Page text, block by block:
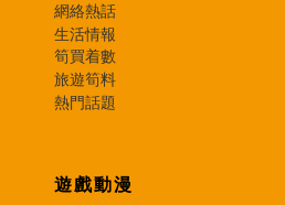
網絡熱話
生活情報
筍買着數
旅遊筍料
熱門話題
遊戲動漫